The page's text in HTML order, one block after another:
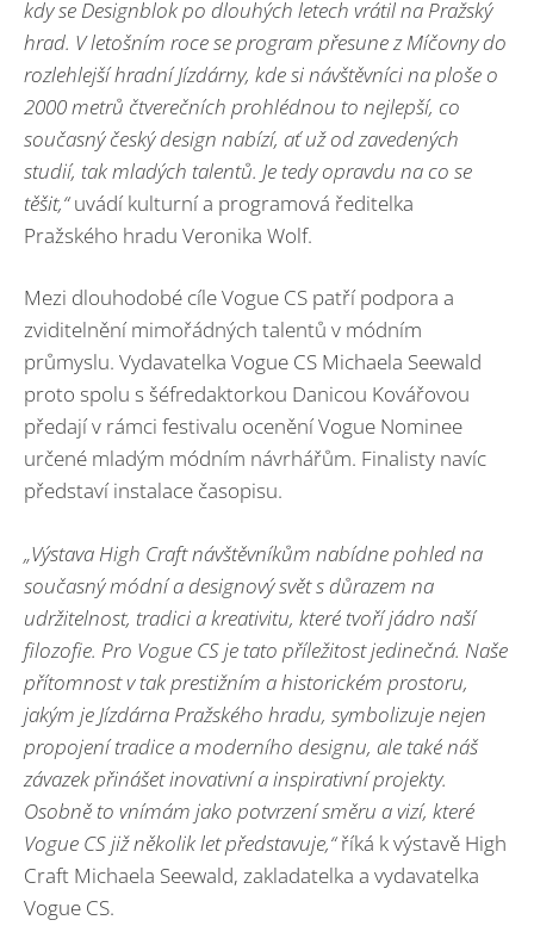
kdy se Designblok po dlouhých letech vrátil na Pražský
hrad. V letošním roce se program přesune z Míčovny do
rozlehlejší hradní Jízdárny, kde si návštěvníci na ploše o
2000 metrů čtverečních prohlédnou to nejlepší, co
současný českýdesign nabízí, ať už od zavedených
studií, tak mladých talentů. Je tedy opravdu na co se
těšit,“uvádí kulturní a programová ředitelka
Pražského hradu Veronika Wolf.
Mezi dlouhodobé cíle Vogue CS patří podpora a
zviditelnění mimořádných talentů v módním
průmyslu. Vydavatelka Vogue CS Michaela Seewald
proto spolu s šéfredaktorkou Danicou Kovářovou
předají v rámci festivalu ocenění Vogue Nominee
určené mladým módním návrhářům. Finalisty navíc
představí instalace časopisu.
„Výstava High Craft návštěvníkům nabídne pohled na
současný módnía designový svět s důrazem na
udržitelnost, tradici a kreativitu, které tvoří jádro naší
filozofie. Pro Vogue CS je tato příležitost jedinečná. Naše
přítomnost v tak prestižním a historickém prostoru,
jakým je Jízdárna Pražského hradu, symbolizuje nejen
propojenítradice a moderního designu, ale takénáš
závazek přinášet inovativní a inspirativní projekty.
Osobně to vnímám jako potvrzení směru a vizí, které
Vogue CS již několik let představuje,“říká k výstavě High
Craft Michaela Seewald, zakladatelka a vydavatelka
Vogue CS.